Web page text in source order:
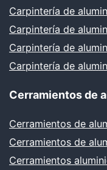
Carpintería de
Carpintería de
Carpintería de
Carpintería de
Cerramientos de
Cerramientos de
Cerramientos de
Cerramientos